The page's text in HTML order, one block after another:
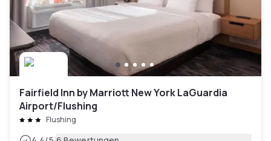
Fairfield Inn by Marriott New York LaGuardia
Airport/Flushing
Flushing